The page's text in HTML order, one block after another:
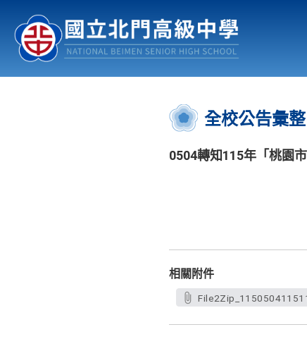
認識北中 行事曆
:::
全校公告彙整
0504轉知115年「桃園
相關附件